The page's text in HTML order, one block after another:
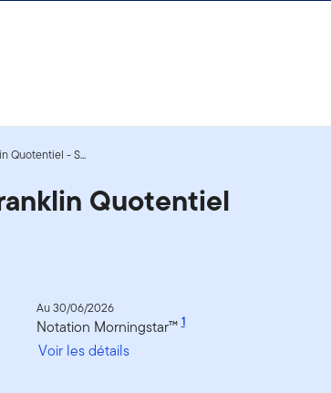
Quotentiel - S...
Quotentiel
Au 30/06/2026
Notation Morningstar™1
Voir les détails